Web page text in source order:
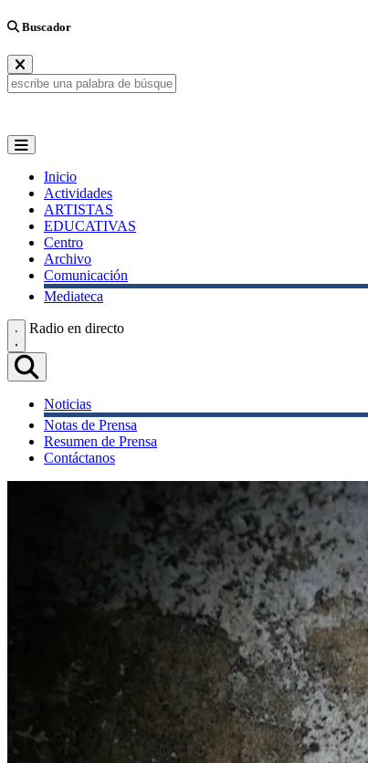
Buscador
Inicio
Actividades
ARTISTAS
EDUCATIVAS
Centro
Archivo
Comunicación
Mediateca
Radio en directo
Noticias
Notas de Prensa
Resumen de Prensa
Contáctanos